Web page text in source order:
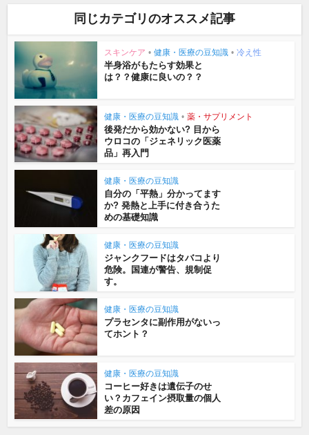
同じカテゴリのオススメ記事
スキンケア • 健康・医療の豆知識 • 冷え性
半身浴がもたらす効果と
は？？健康に良いの？？
健康・医療の豆知識 • 薬・サプリメント
後発だから効かない? 目から
ウロコの「ジェネリック医薬
品」再入門
健康・医療の豆知識
自分の「平熱」分かってます
か? 発熱と上手に付き合うた
めの基礎知識
健康・医療の豆知識
ジャンクフードはタバコより
危険。国連が警告、規制促
す。
健康・医療の豆知識
プラセンタに副作用がないっ
てホント？
健康・医療の豆知識
コーヒー好きは遺伝子のせ
い？カフェイン摂取量の個人
差の原因